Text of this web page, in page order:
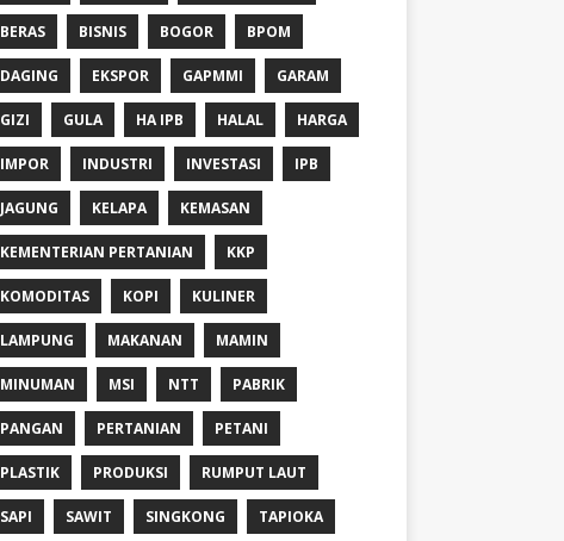
BERAS BISNIS BOGOR BPOM
DAGING EKSPOR GAPMMI GARAM
GIZI GULA HA IPB HALAL HARGA
IMPOR INDUSTRI INVESTASI IPB
JAGUNG KELAPA KEMASAN
KEMENTERIAN PERTANIAN KKP
KOMODITAS KOPI KULINER
LAMPUNG MAKANAN MAMIN
MINUMAN MSI NTT PABRIK
PANGAN PERTANIAN PETANI
PLASTIK PRODUKSI RUMPUT LAUT
SAPI SAWIT SINGKONG TAPIOKA